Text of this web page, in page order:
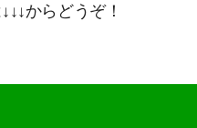
からどうぞ！